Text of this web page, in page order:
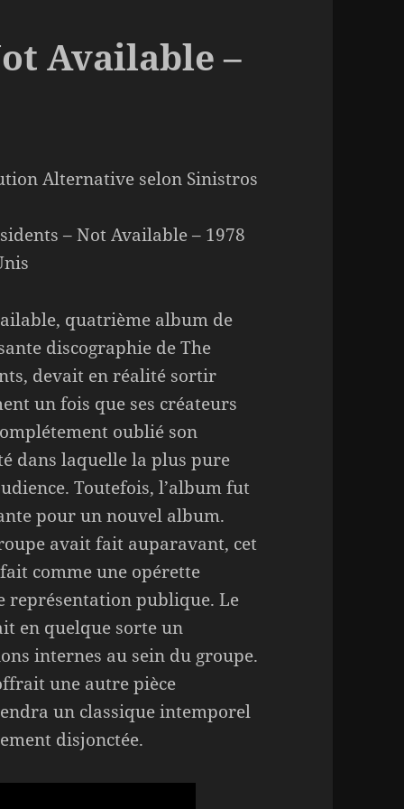
Available –
Alternative selon Sinistros
– Not Available – 1978
quatrième album de
discographie de The
devait en réalité sortir
un fois que ses créateurs
oublié son
dans laquelle la plus pure
Toutefois, l’album fut
pour un nouvel album.
avait fait auparavant, cet
comme une opérette
représentation publique. Le
en quelque sorte un
internes au sein du groupe.
une autre pièce
un classique intemporel
disjonctée.